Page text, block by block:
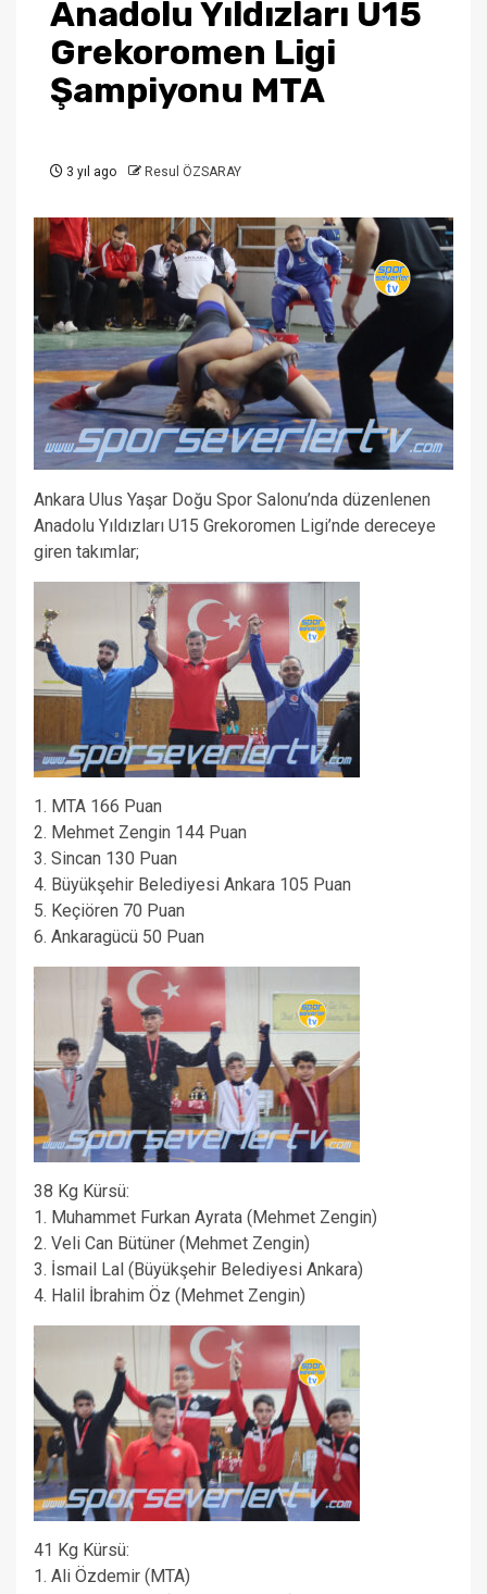
Anadolu Yıldızları U15
Grekoromen Ligi
Şampiyonu MTA
3 yıl ago Resul ÖZSARAY
Ankara Ulus Yaşar Doğu Spor Salonu’nda düzenlenen
Anadolu Yıldızları U15 Grekoromen Ligi’nde dereceye
giren takımlar;
1. MTA 166 Puan
2. Mehmet Zengin 144 Puan
3. Sincan 130 Puan
4. Büyükşehir Belediyesi Ankara 105 Puan
5. Keçiören 70 Puan
6. Ankaragücü 50 Puan
38 Kg Kürsü:
1. Muhammet Furkan Ayrata (Mehmet Zengin)
2. Veli Can Bütüner (Mehmet Zengin)
3. İsmail Lal (Büyükşehir Belediyesi Ankara)
4. Halil İbrahim Öz (Mehmet Zengin)
41 Kg Kürsü:
1. Ali Özdemir (MTA)